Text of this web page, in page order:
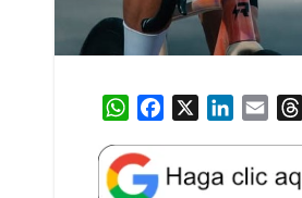
W
a
t
e
k